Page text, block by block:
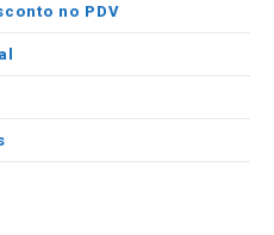
no PDV